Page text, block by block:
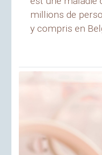
millions de
y compris en